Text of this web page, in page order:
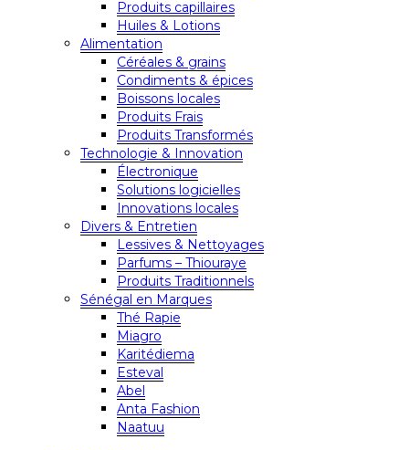
Produits capillaires
Huiles & Lotions
Alimentation
Céréales & grains
Condiments & épices
Boissons locales
Produits Frais
Produits Transformés
Technologie & Innovation
Électronique
Solutions logicielles
Innovations locales
Divers & Entretien
Lessives & Nettoyages
Parfums – Thiouraye
Produits Traditionnels
Sénégal en Marques
Thé Rapie
Miagro
Karitédiema
Esteval
Abel
Anta Fashion
Naatuu